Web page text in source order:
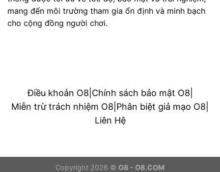
mang đến môi trường tham gia ổn định và minh bạch
cho cộng đồng người chơi.
Điều khoản O8 Chính sách bảo mật O8
Miễn trừ trách nhiệm O8 Phân biệt giả mạo O8
Liên Hệ
Copyright 2026 © O8 - O8.COM